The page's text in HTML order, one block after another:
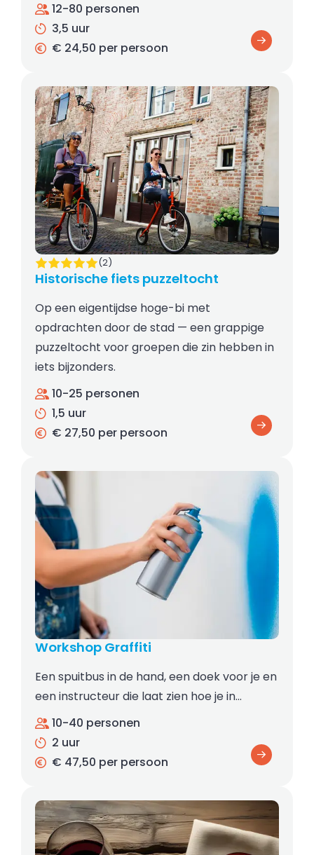
12-80 personen
3,5 uur
€ 24,50 per persoon
Historische fiets puzzeltocht
(2)
Op een eigentijdse hoge-bi met
opdrachten door de stad — een grappige
puzzeltocht voor groepen die zin hebben in
iets bijzonders.
10-25 personen
1,5 uur
€ 27,50 per persoon
Workshop Graffiti
Een spuitbus in de hand, een doek voor je en
een instructeur die laat zien hoe je in…
10-40 personen
2 uur
€ 47,50 per persoon